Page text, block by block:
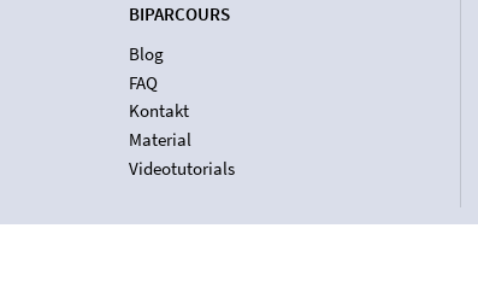
BIPARCOURS
Blog
FAQ
Kontakt
Material
Videotutorials